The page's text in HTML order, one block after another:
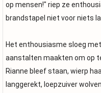
op mensen!" riep ze
brandstapel niet voor niets
Het enthousiasme sloeg
aanstalten maakten om op
Rianne bleef staan, wierp
langgerekt, loepzuiver